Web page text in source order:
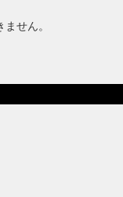
せん。